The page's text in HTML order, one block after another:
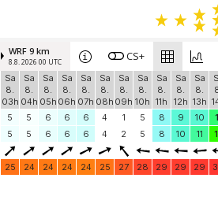
WRF 9 km
8.8. 2026 00 UTC CS+
Sa
8.
03h
Sa
8.
04h
Sa
8.
05h
Sa
8.
06h
Sa
8.
07h
Sa
8.
08h
Sa
8.
09h
Sa
8.
10h
Sa
8.
11h
Sa
8.
12h
Sa
8.
13h
5
5 6 6 6 4 1 5 8 9 10
5
5 6 6 6 4 2 5 8 10 11
25 24 24 24 24 25 27 28 29 29 29